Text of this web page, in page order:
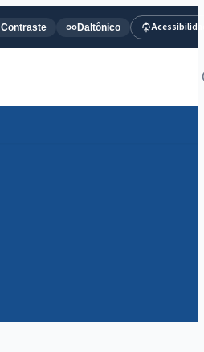
Contraste Daltônico